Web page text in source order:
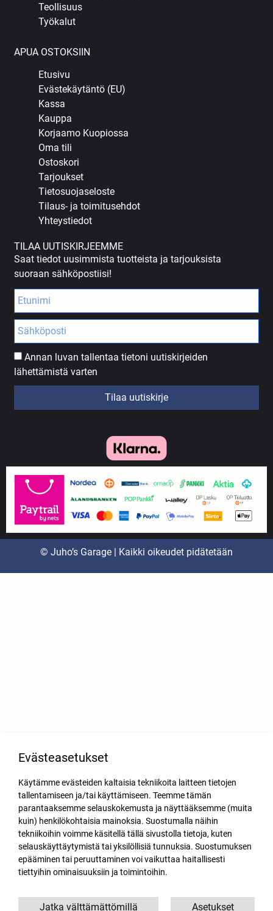
Teollisuus
Työkalut
APUA OSTOKSIIN
Etusivu
Evästekäytäntö (EU)
Kassa
Kauppa
Korjaamo Kuopiossa
Oma tili
Ostoskori
Tarjoukset
Tietosuojaseloste
Tilaus- ja toimitusehdot
Yhteystiedot
TILAA UUTISKIRJEEMME
Saat tiedot uusimmista tuotteista ja tarjouksista
suoraan sähköpostiisi!
Annan luvan tallentaa tietoni uutiskirjeiden
lähettämistä varten
Tilaa uutiskirje
© Juho’s Garage | Kaikki oikeudet pidätetään
Evästeasetukset
Käytämme evästeiden kaltaisia tekniikoita laitteen tietojen
tallentamiseen ja/tai käyttämiseen. Teemme tämän
parantaaksemme selauskokemusta ja näyttääksemme (muita
kuin) henkilökohtaisia mainoksia. Suostumalla näihin
tekniikoihin voimme käsitellä tällä sivustolla tietoja, kuten
selauskäyttäytymistä tai yksilöllisiä tunnuksia. Suostumuksen
epääminen tai peruuttaminen voi vaikuttaa haitallisesti
tiettyihin ominaisuuksiin ja toimintoihin.
Asetukset
Jatka välttämättömillä